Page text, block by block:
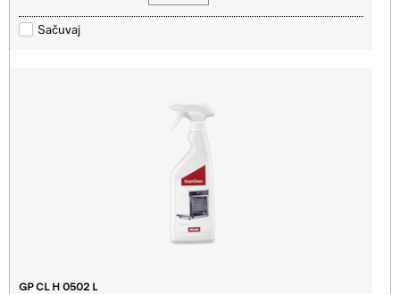
Sačuvaj
GP CL H 0502 L